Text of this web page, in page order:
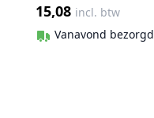
15,08 incl. btw
Vanavond bezorgd